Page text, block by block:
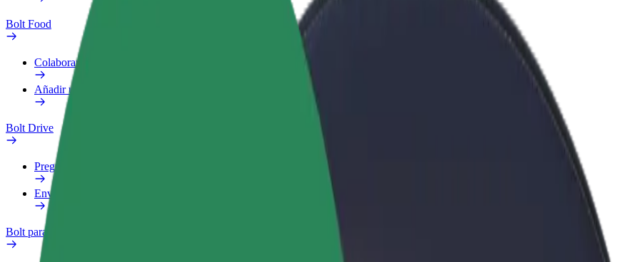
Bolt Food
Colaborar como repartidor
Añadir un restaurante o tienda
Bolt Drive
Preguntas frecuentes
Enviar aviso sobre un vehículo
Bolt para empresas